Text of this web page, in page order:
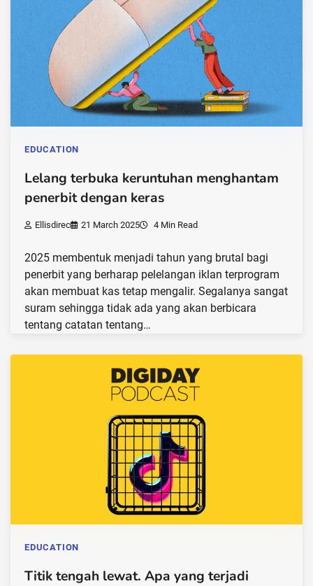
EDUCATION
Lelang terbuka keruntuhan menghantam
penerbit dengan keras
Ellisdirec 21 March 2025 4 Min Read
2025 membentuk menjadi tahun yang brutal bagi
penerbit yang berharap pelelangan iklan terprogram
akan membuat kas tetap mengalir. Segalanya sangat
suram sehingga tidak ada yang akan berbicara
tentang catatan tentang…
EDUCATION
Titik tengah lewat. Apa yang terjadi